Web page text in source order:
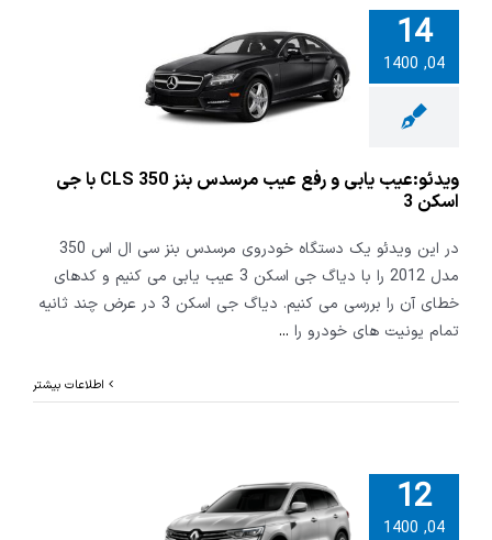
14
04, 1400
یابی و
مرسدس بنز
CLS 350 با جی اسکن
ویدئو:عیب یابی و رفع عیب مرسدس بنز CLS 350 با جی
اسکن 3
در این ویدئو یک دستگاه خودروی مرسدس بنز سی ال اس 350
مدل 2012 را با دیاگ جی اسکن 3 عیب یابی می کنیم و کدهای
خطای آن را بررسی می کنیم. دیاگ جی اسکن 3 در عرض چند ثانیه
تمام یونیت های خودرو را ...
اطلاعات بیشتر
12
04, 1400ویژه